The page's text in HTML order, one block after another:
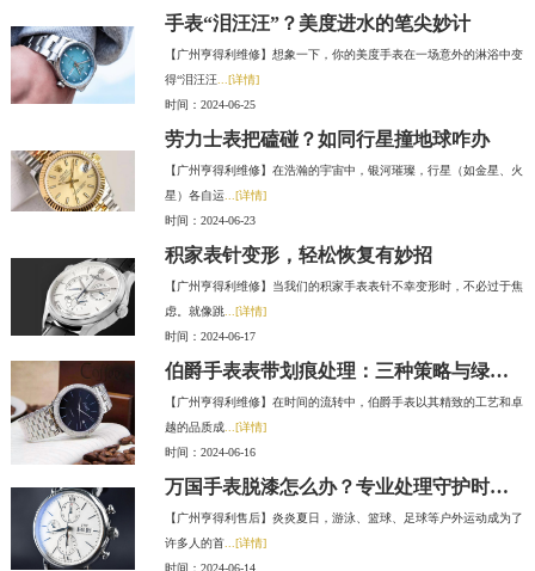
手表“泪汪汪”？美度进水的笔尖妙计
【广州亨得利维修】想象一下，你的美度手表在一场意外的淋浴中变
得“泪汪汪...[详情]
时间：2024-06-25
劳力士表把磕碰？如同行星撞地球咋办
【广州亨得利维修】在浩瀚的宇宙中，银河璀璨，行星（如金星、火
星）各自运...[详情]
时间：2024-06-23
积家表针变形，轻松恢复有妙招
【广州亨得利维修】当我们的积家手表表针不幸变形时，不必过于焦
虑。就像跳 ...[详情]
时间：2024-06-17
伯爵手表表带划痕处理：三种策略与绿色陪伴
【广州亨得利维修】在时间的流转中，伯爵手表以其精致的工艺和卓
越的品质成...[详情]
时间：2024-06-16
万国手表脱漆怎么办？专业处理守护时间之美
【广州亨得利售后】炎炎夏日，游泳、篮球、足球等户外运动成为了
许多人的首...[详情]
时间：2024-06-14